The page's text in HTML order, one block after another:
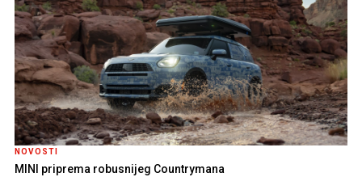
NOVOSTI
MINI priprema robusnijeg Countrymana